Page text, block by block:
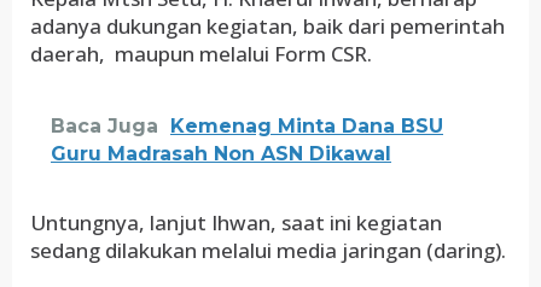
adanya dukungan kegiatan, baik dari pemerintah
daerah, maupun melalui Form CSR.
Baca Juga
Kemenag Minta Dana BSU
Guru Madrasah Non ASN Dikawal
Untungnya, lanjut Ihwan, saat ini kegiatan
sedang dilakukan melalui media jaringan (daring).